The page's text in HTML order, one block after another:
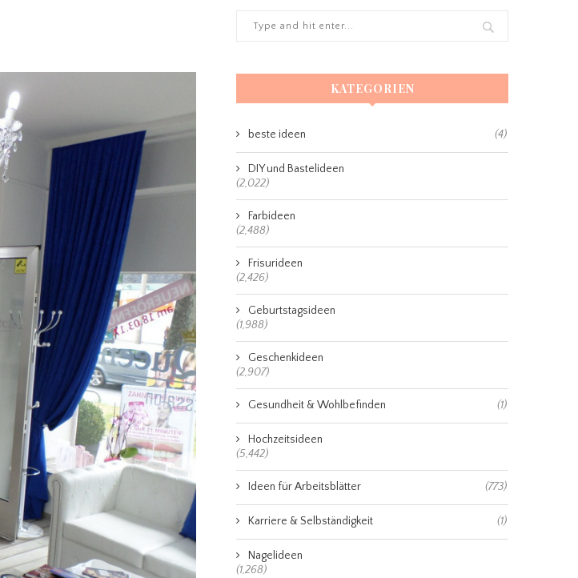
KATEGORIEN
beste ideen (4)
DIY und Bastelideen
(2,022)
Farbideen
(2,488)
Frisurideen
(2,426)
Geburtstagsideen
(1,988)
Geschenkideen
(2,907)
Gesundheit & Wohlbefinden (1)
Hochzeitsideen
(5,442)
Ideen für Arbeitsblätter (773)
Karriere & Selbständigkeit (1)
Nagelideen
(1,268)